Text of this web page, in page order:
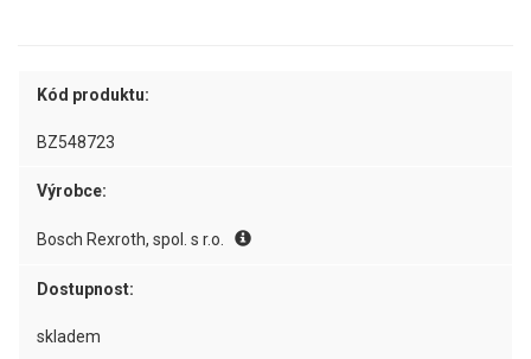
Kód produktu:
BZ548723
Výrobce:
Bosch Rexroth, spol. s r.o.
Dostupnost:
skladem